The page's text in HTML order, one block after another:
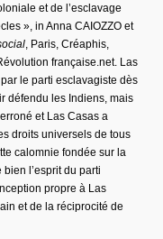
et de l’esclavage
», in Anna CAIOZZO et
, Paris, Créaphis,
française.net. Las
le parti esclavagiste dès
défendu les Indiens, mais
et Las Casas a
droits universels de tous
calomnie fondée sur la
l’esprit du parti
propre à Las
et de la réciprocité de